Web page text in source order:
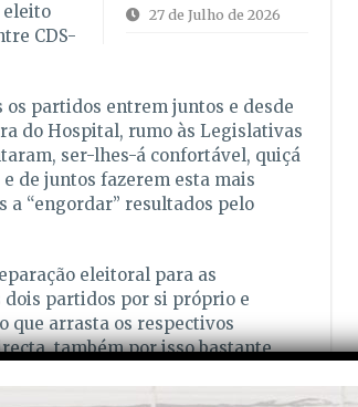
27 de Julho de 2026
eleito
CDS-
partidos entrem juntos e desde
do Hospital, rumo às Legislativas
ser-lhes-á confortável, quiçá
de juntos fazerem esta mais
“engordar” resultados pelo
eleitoral para as
dois partidos por si próprio e
que arrasta os respectivos
também por isso bastante